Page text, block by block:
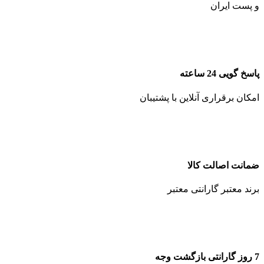
و پست ایران
پاسخ گویی 24 ساعته
امکان برقراری آنلاین با پشتیبان
ضمانت اصالت کالا
برند معتبر گارانتی معتبر
7 روز گارانتی بازگشت وجه